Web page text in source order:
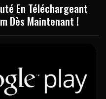
En Téléchargeant
Dès Maintenant !